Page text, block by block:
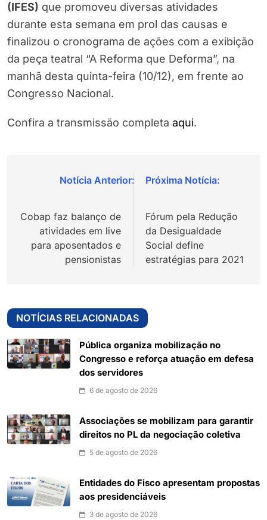
(IFES) que promoveu diversas atividades
durante esta semana em prol das causas e
finalizou o cronograma de ações com a exibição
da peça teatral “A Reforma que Deforma”, na
manhã desta quinta-feira (10/12), em frente ao
Congresso Nacional.
Confira a transmissão completa aqui.
Navegação
Post
Cobap faz balanço de
atividades em live
para aposentados e
pensionistas
Fórum pela Redução
da Desigualdade
Social define
estratégias para 2021
NOTÍCIAS RELACIONADAS
Pública organiza mobilização no
Congresso e reforça atuação em defesa
dos servidores
6 de agosto de 2026
Associações se mobilizam para garantir
direitos no PL da negociação coletiva
5 de agosto de 2026
Entidades do Fisco apresentam propostas
aos presidenciáveis
3 de agosto de 2026